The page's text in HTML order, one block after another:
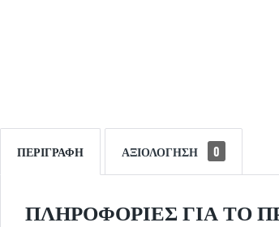
ΠΕΡΙΓΡΑΦΉ ΑΞΙΟΛΌΓΗΣΗ 0
ΠΛΗΡΟΦΟΡΊΕΣ ΓΙΑ ΤΟ